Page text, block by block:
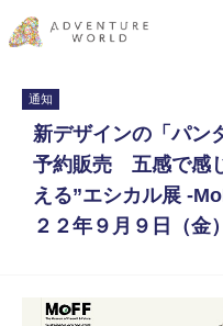
通知
新デザインの「パン
予約販売 五感で感
える”エシカル展 -
２２年９月９日（金）